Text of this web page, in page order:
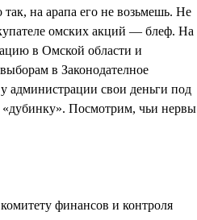
на арапа его не возьмешь. Не
омских акций — блеф. На
в Омской области и
в Законодателное
свои деньги под
«дубинку». Посмотрим, чьи нервы
финансов и контроля